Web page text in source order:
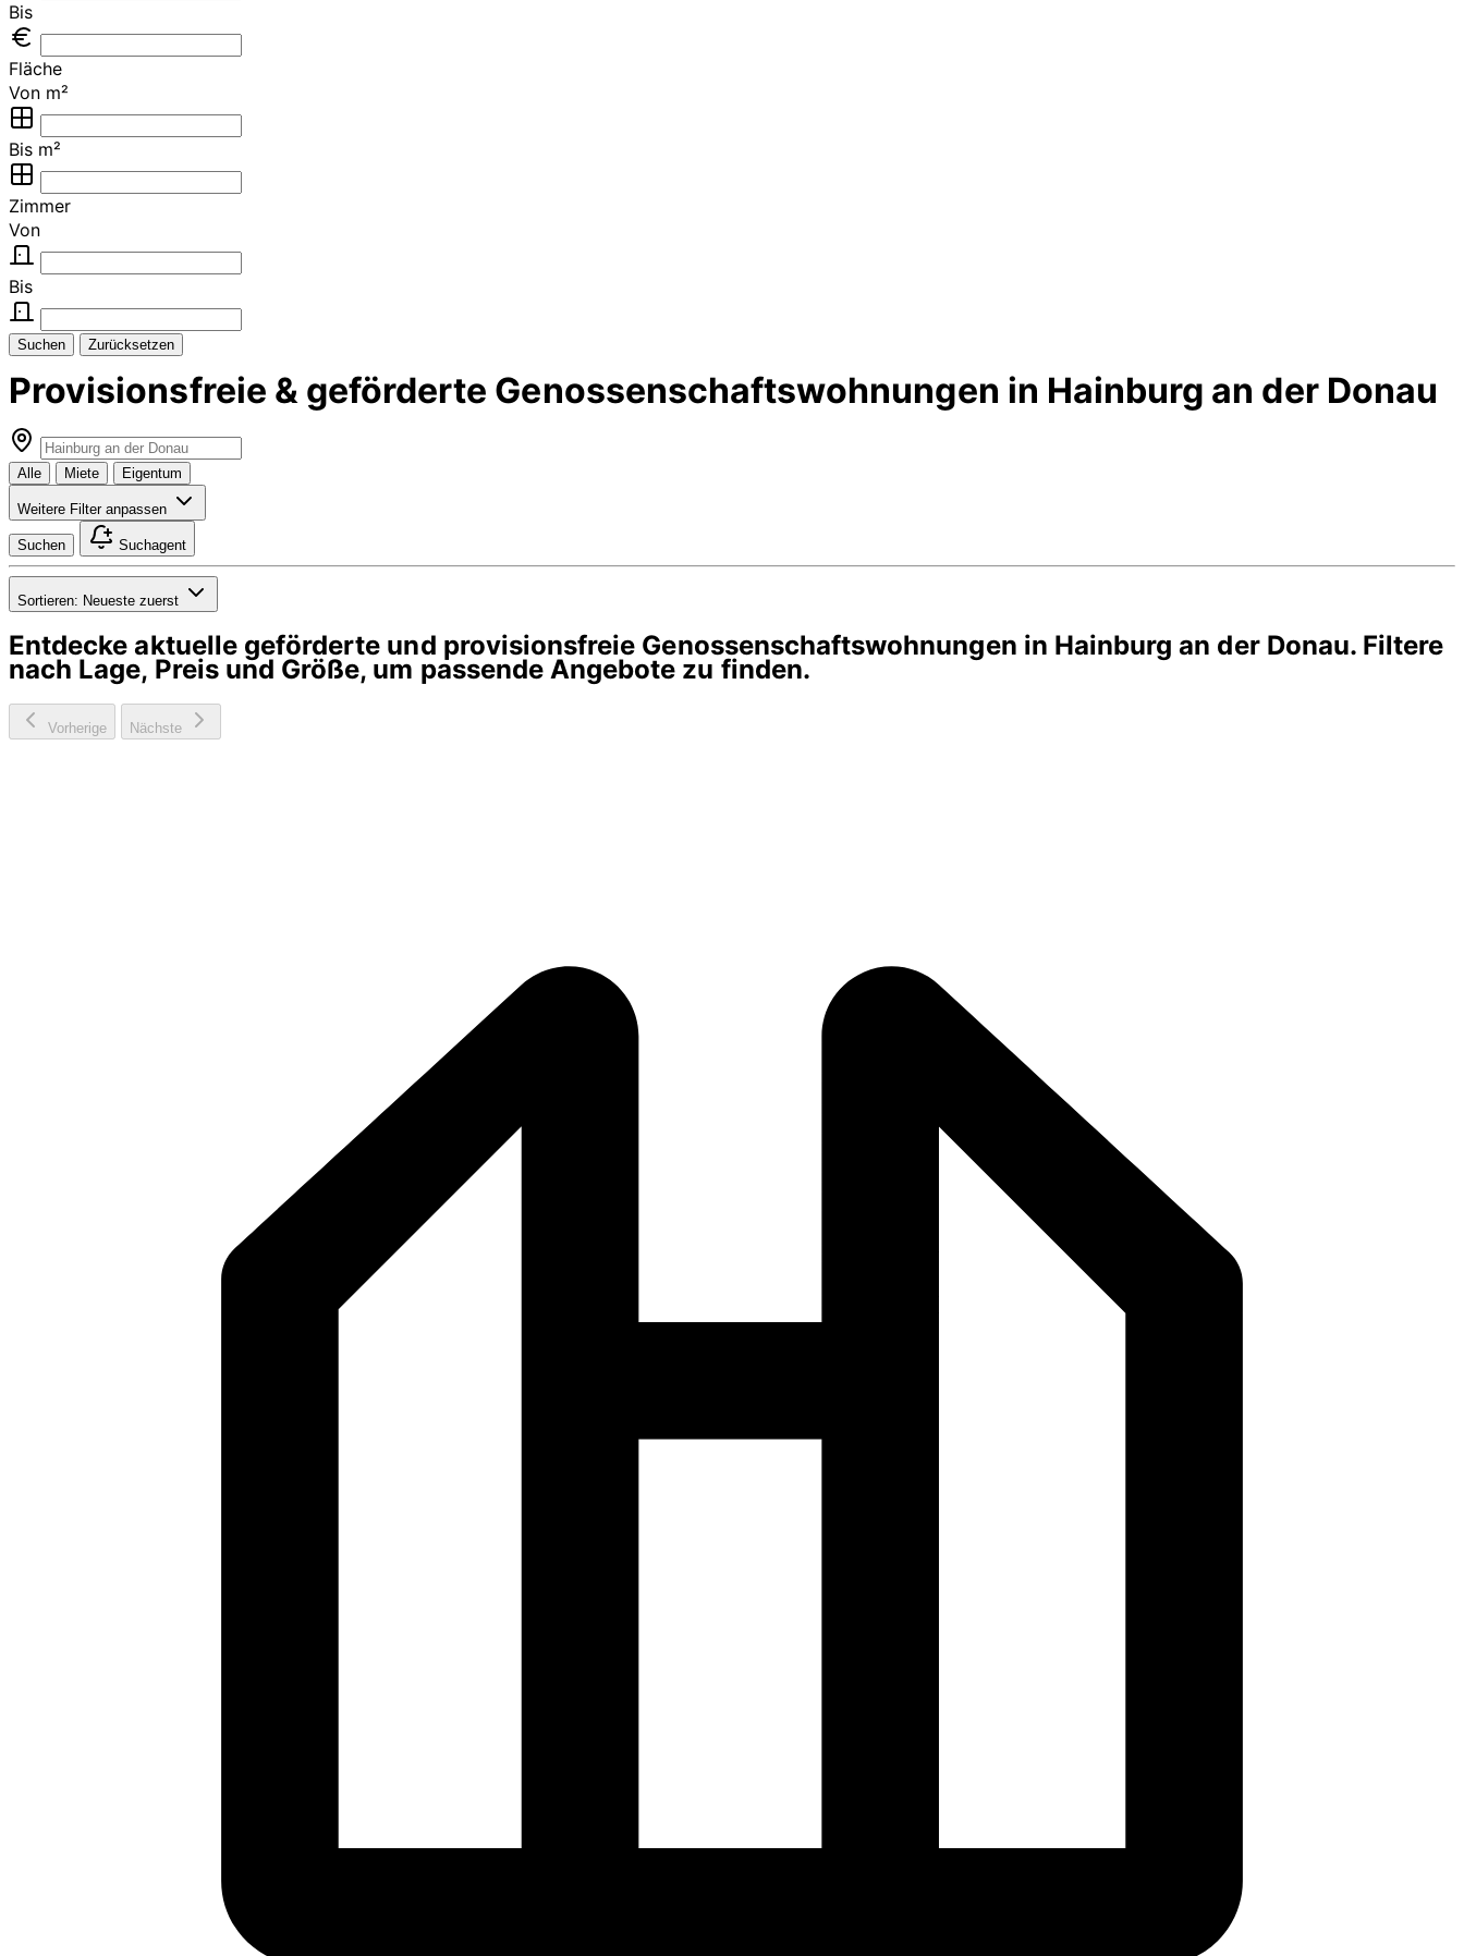
Bis
Fläche
Von m²
Bis m²
Zimmer
Von
Bis
Suchen Zurücksetzen
Provisionsfreie & geförderte Genossenschaftswohnungen in Hainburg an der Donau
Alle Miete Eigentum
Weitere Filter anpassen
Suchen Suchagent
Sortieren: Neueste zuerst
Entdecke aktuelle geförderte und provisionsfreie Genossenschaftswohnungen in Hainburg an der Donau. Filtere
nach Lage, Preis und Größe, um passende Angebote zu finden.
Vorherige Nächste